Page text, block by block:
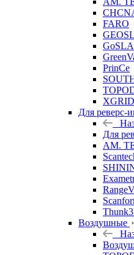
FARO
PrinCe
Для реверс-
Для
AM.
Воздушные